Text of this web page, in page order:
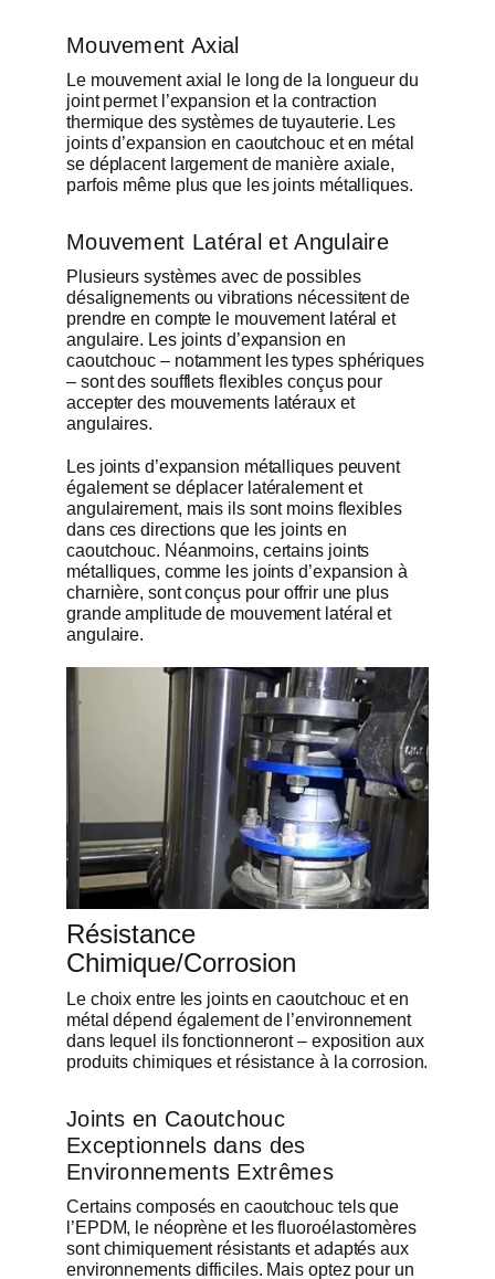
Mouvement Axial
Le mouvement axial le long de la longueur du
joint permet l’expansion et la contraction
thermique des systèmes de tuyauterie. Les
joints d’expansion en caoutchouc et en métal
se déplacent largement de manière axiale,
parfois même plus que les joints métalliques.
Mouvement Latéral et Angulaire
Plusieurs systèmes avec de possibles
désalignements ou vibrations nécessitent de
prendre en compte le mouvement latéral et
angulaire. Les joints d’expansion en
caoutchouc – notamment les types sphériques
– sont des soufflets flexibles conçus pour
accepter des mouvements latéraux et
angulaires.
Les joints d’expansion métalliques peuvent
également se déplacer latéralement et
angulairement, mais ils sont moins flexibles
dans ces directions que les joints en
caoutchouc. Néanmoins, certains joints
métalliques, comme les joints d’expansion à
charnière, sont conçus pour offrir une plus
grande amplitude de mouvement latéral et
angulaire.
Résistance
Chimique/Corrosion
Le choix entre les joints en caoutchouc et en
métal dépend également de l’environnement
dans lequel ils fonctionneront – exposition aux
produits chimiques et résistance à la corrosion.
Joints en Caoutchouc
Exceptionnels dans des
Environnements Extrêmes
Certains composés en caoutchouc tels que
l’EPDM, le néoprène et les fluoroélastomères
sont chimiquement résistants et adaptés aux
environnements difficiles. Mais optez pour un